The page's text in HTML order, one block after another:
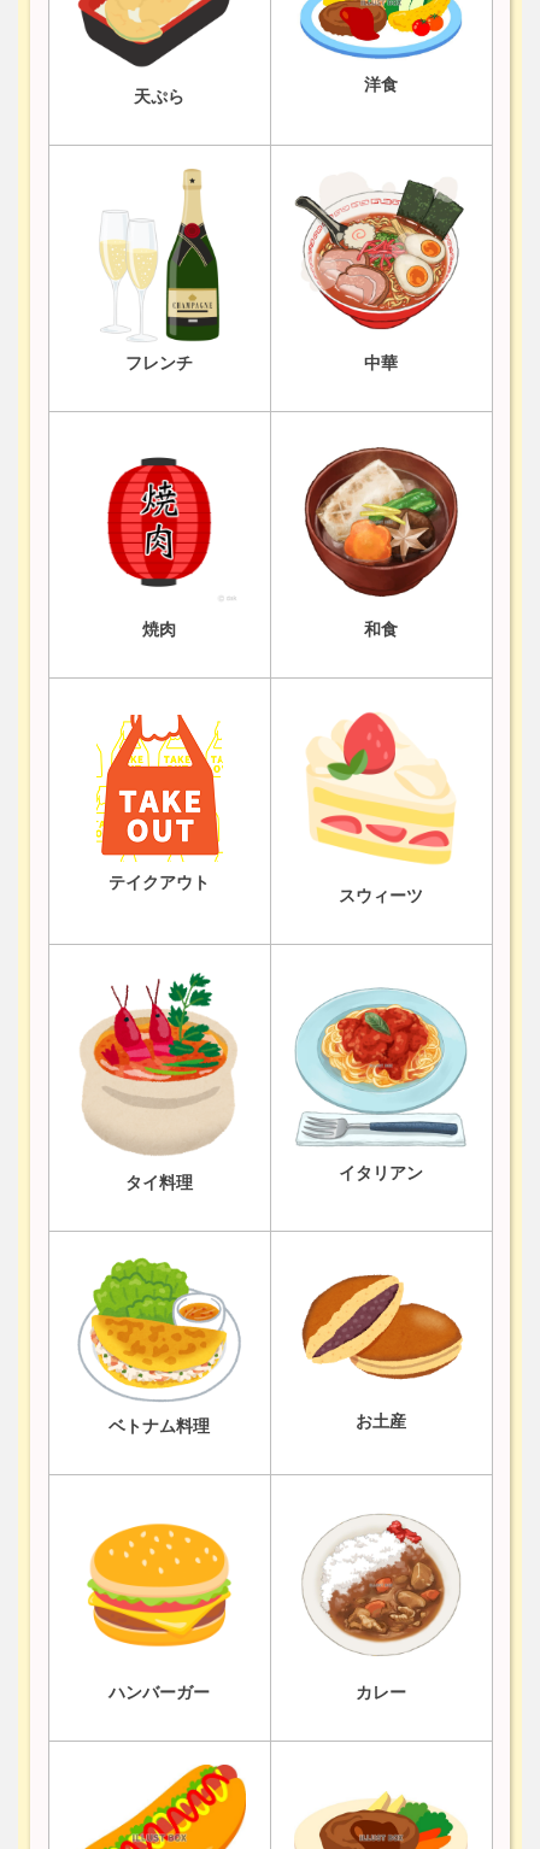
天ぷら
洋食
フレンチ 中華
焼肉 和食
テイクアウト
スウィーツ
タイ料理
イタリアン
ベトナム料理 お土産
ハンバーガー カレー